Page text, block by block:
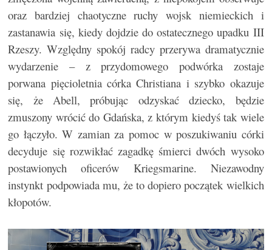
oraz bardziej chaotyczne ruchy wojsk niemieckich i
zastanawia się, kiedy dojdzie do ostatecznego upadku III
Rzeszy. Względny spokój radcy przerywa dramatycznie
wydarzenie – z przydomowego podwórka zostaje
porwana pięcioletnia córka Christiana i szybko okazuje
się, że Abell, próbując odzyskać dziecko, będzie
zmuszony wrócić do Gdańska, z którym kiedyś tak wiele
go łączyło. W zamian za pomoc w poszukiwaniu córki
decyduje się rozwikłać zagadkę śmierci dwóch wysoko
postawionych oficerów Kriegsmarine. Niezawodny
instynkt podpowiada mu, że to dopiero początek wielkich
kłopotów.